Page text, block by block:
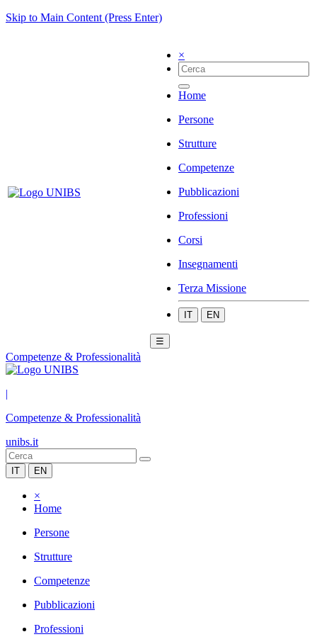
Skip to Main Content (Press Enter)
×
Home
Persone
Strutture
Competenze
Pubblicazioni
Professioni
Corsi
Insegnamenti
Terza Missione
IT EN
☰
Competenze & Professionalità
|
Competenze & Professionalità
unibs.it
IT EN
×
Home
Persone
Strutture
Competenze
Pubblicazioni
Professioni